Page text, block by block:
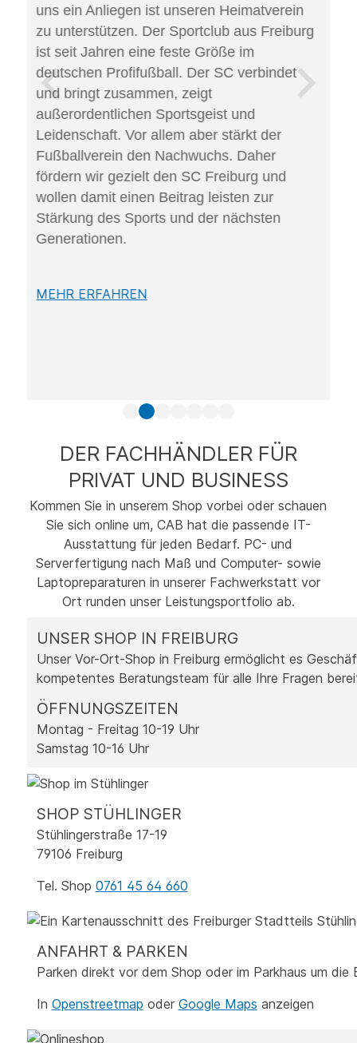
uns ein Anliegen ist unseren Heimatverein
zu unterstützen. Der Sportclub aus Freiburg
ist seit Jahren eine feste Größe im
deutschen Profifußball. Der SC verbindet
und bringt zusammen, zeigt
außerordentlichen Sportsgeist und
Leidenschaft. Vor allem aber stärkt der
Fußballverein den Nachwuchs. Daher
fördern wir gezielt den SC Freiburg und
wollen damit einen Beitrag leisten zur
Stärkung des Sports und der nächsten
Generationen.
MEHR ERFAHREN
DER FACHHÄNDLER FÜR
PRIVAT UND BUSINESS
Kommen Sie in unserem Shop vorbei oder schauen
Sie sich online um, CAB hat die passende IT-
Ausstattung für jeden Bedarf. PC- und
Serverfertigung nach Maß und Computer- sowie
Laptopreparaturen in unserer Fachwerkstatt vor
Ort runden unser Leistungsportfolio ab.
UNSER SHOP IN FREIBURG
Unser Vor-Ort-Shop in Freiburg ermöglicht es
kompetentes Beratungsteam für alle Ihre Fragen
ÖFFNUNGSZEITEN
Montag - Freitag 10-19 Uhr
Samstag 10-16 Uhr
SHOP STÜHLINGER
Stühlingerstraße 17-19
79106 Freiburg
Tel. Shop 0761 45 64 660
ANFAHRT & PARKEN
Parken direkt vor dem Shop oder im Parkhaus um die
In Openstreetmap oder Google Maps anzeigen